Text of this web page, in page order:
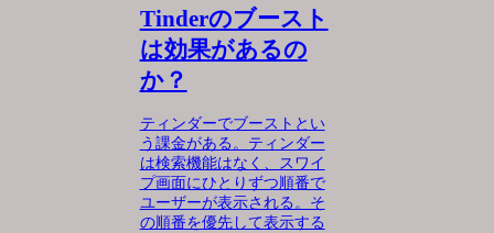
Tinderのブースト
は効果があるの
か？
ティンダーでブーストとい
う課金がある。ティンダー
は検索機能はなく、スワイ
プ画面にひとりずつ順番で
ユーザーが表示される。そ
の順番を優先して表示する